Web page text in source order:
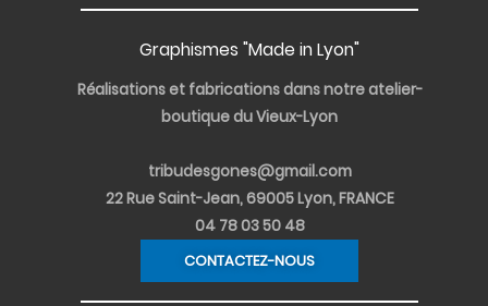
r i
i
n
o
f
e e
Graphismes "Made in Lyon"
Réalisations et fabrications dans notre atelier-
boutique du Vieux-Lyon
tribudesgones@gmail.com
22 Rue Saint-Jean, 69005 Lyon, FRANCE
04 78 03 50 48
CONTACTEZ-NOUS